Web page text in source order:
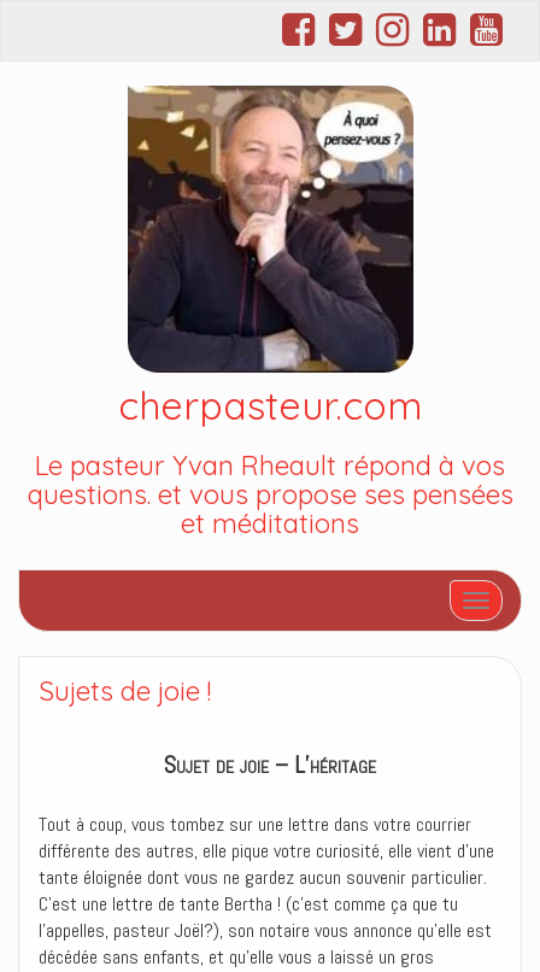
cherpasteur.com
Le pasteur Yvan Rheault répond à vos
questions. et vous propose ses pensées
et méditations
Afficher/
Sujets de joie !
Sujet de joie – L’héritage
Tout à coup, vous tombez sur une lettre dans votre courrier
différente des autres, elle pique votre curiosité, elle vient d’une
tante éloignée dont vous ne gardez aucun souvenir particulier.
C’est une lettre de tante Bertha ! (c’est comme ça que tu
l’appelles, pasteur Joël?), son notaire vous annonce qu’elle est
décédée sans enfants, et qu’elle vous a laissé un gros